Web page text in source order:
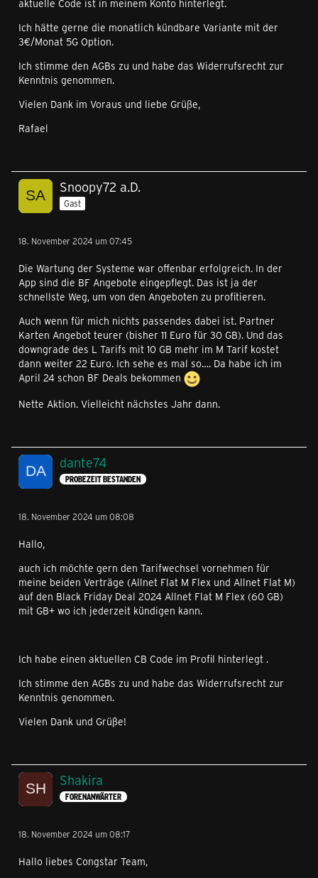
aktuelle Code ist in meinem Konto hinterlegt.
Ich hätte gerne die monatlich kündbare Variante mit der
3€/Monat 5G Option.
Ich stimme den AGBs zu und habe das Widerrufsrecht zur
Kenntnis genommen.
Vielen Dank im Voraus und liebe Grüße,
Rafael
Snoopy72 a.D.
Gast
18. November 2024 um 07:45
Die Wartung der Systeme war offenbar erfolgreich. In der
App sind die BF Angebote eingepflegt. Das ist ja der
schnellste Weg, um von den Angeboten zu profitieren.
Auch wenn für mich nichts passendes dabei ist. Partner
Karten Angebot teurer (bisher 11 Euro für 30 GB). Und das
downgrade des L Tarifs mit 10 GB mehr im M Tarif kostet
dann weiter 22 Euro. Ich sehe es mal so…. Da habe ich im
April 24 schon BF Deals bekommen
Nette Aktion. Vielleicht nächstes Jahr dann.
dante74
PROBEZEIT BESTANDEN
18. November 2024 um 08:08
Hallo,
auch ich möchte gern den Tarifwechsel vornehmen für
meine beiden Verträge (Allnet Flat M Flex und Allnet Flat M)
auf den Black Friday Deal 2024 Allnet Flat M Flex (60 GB)
mit GB+ wo ich jederzeit kündigen kann.
Ich habe einen aktuellen CB Code im Profil hinterlegt .
Ich stimme den AGBs zu und habe das Widerrufsrecht zur
Kenntnis genommen.
Vielen Dank und Grüße!
Shakira
FORENANWÄRTER
18. November 2024 um 08:17
Hallo liebes Congstar Team,